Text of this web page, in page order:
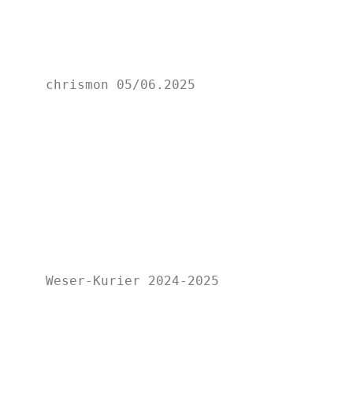
chrismon 05/06.2025
Weser-Kurier 2024-2025